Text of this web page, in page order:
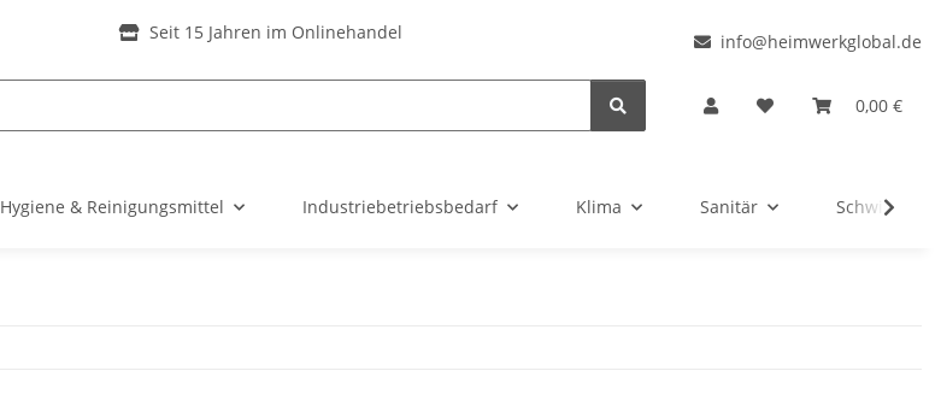
Seit 15 Jahren im Onlinehandel info@heimwerkglobal.de
0,00 €
Hygiene & Reinigungsmittel Industriebetriebsbedarf Klima Sanitär